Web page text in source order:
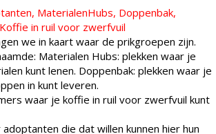
MaterialenHubs, Doppenbak,
in ruil voor zwerfvuil
we in kaart waar de prikgroepen zijn.
Materialen Hubs: plekken waar je
kunt lenen. Doppenbak: plekken waar je
in kunt leveren.
waar je koffie in ruil voor zwerfvuil kunt
adoptanten die dat willen kunnen hier hun